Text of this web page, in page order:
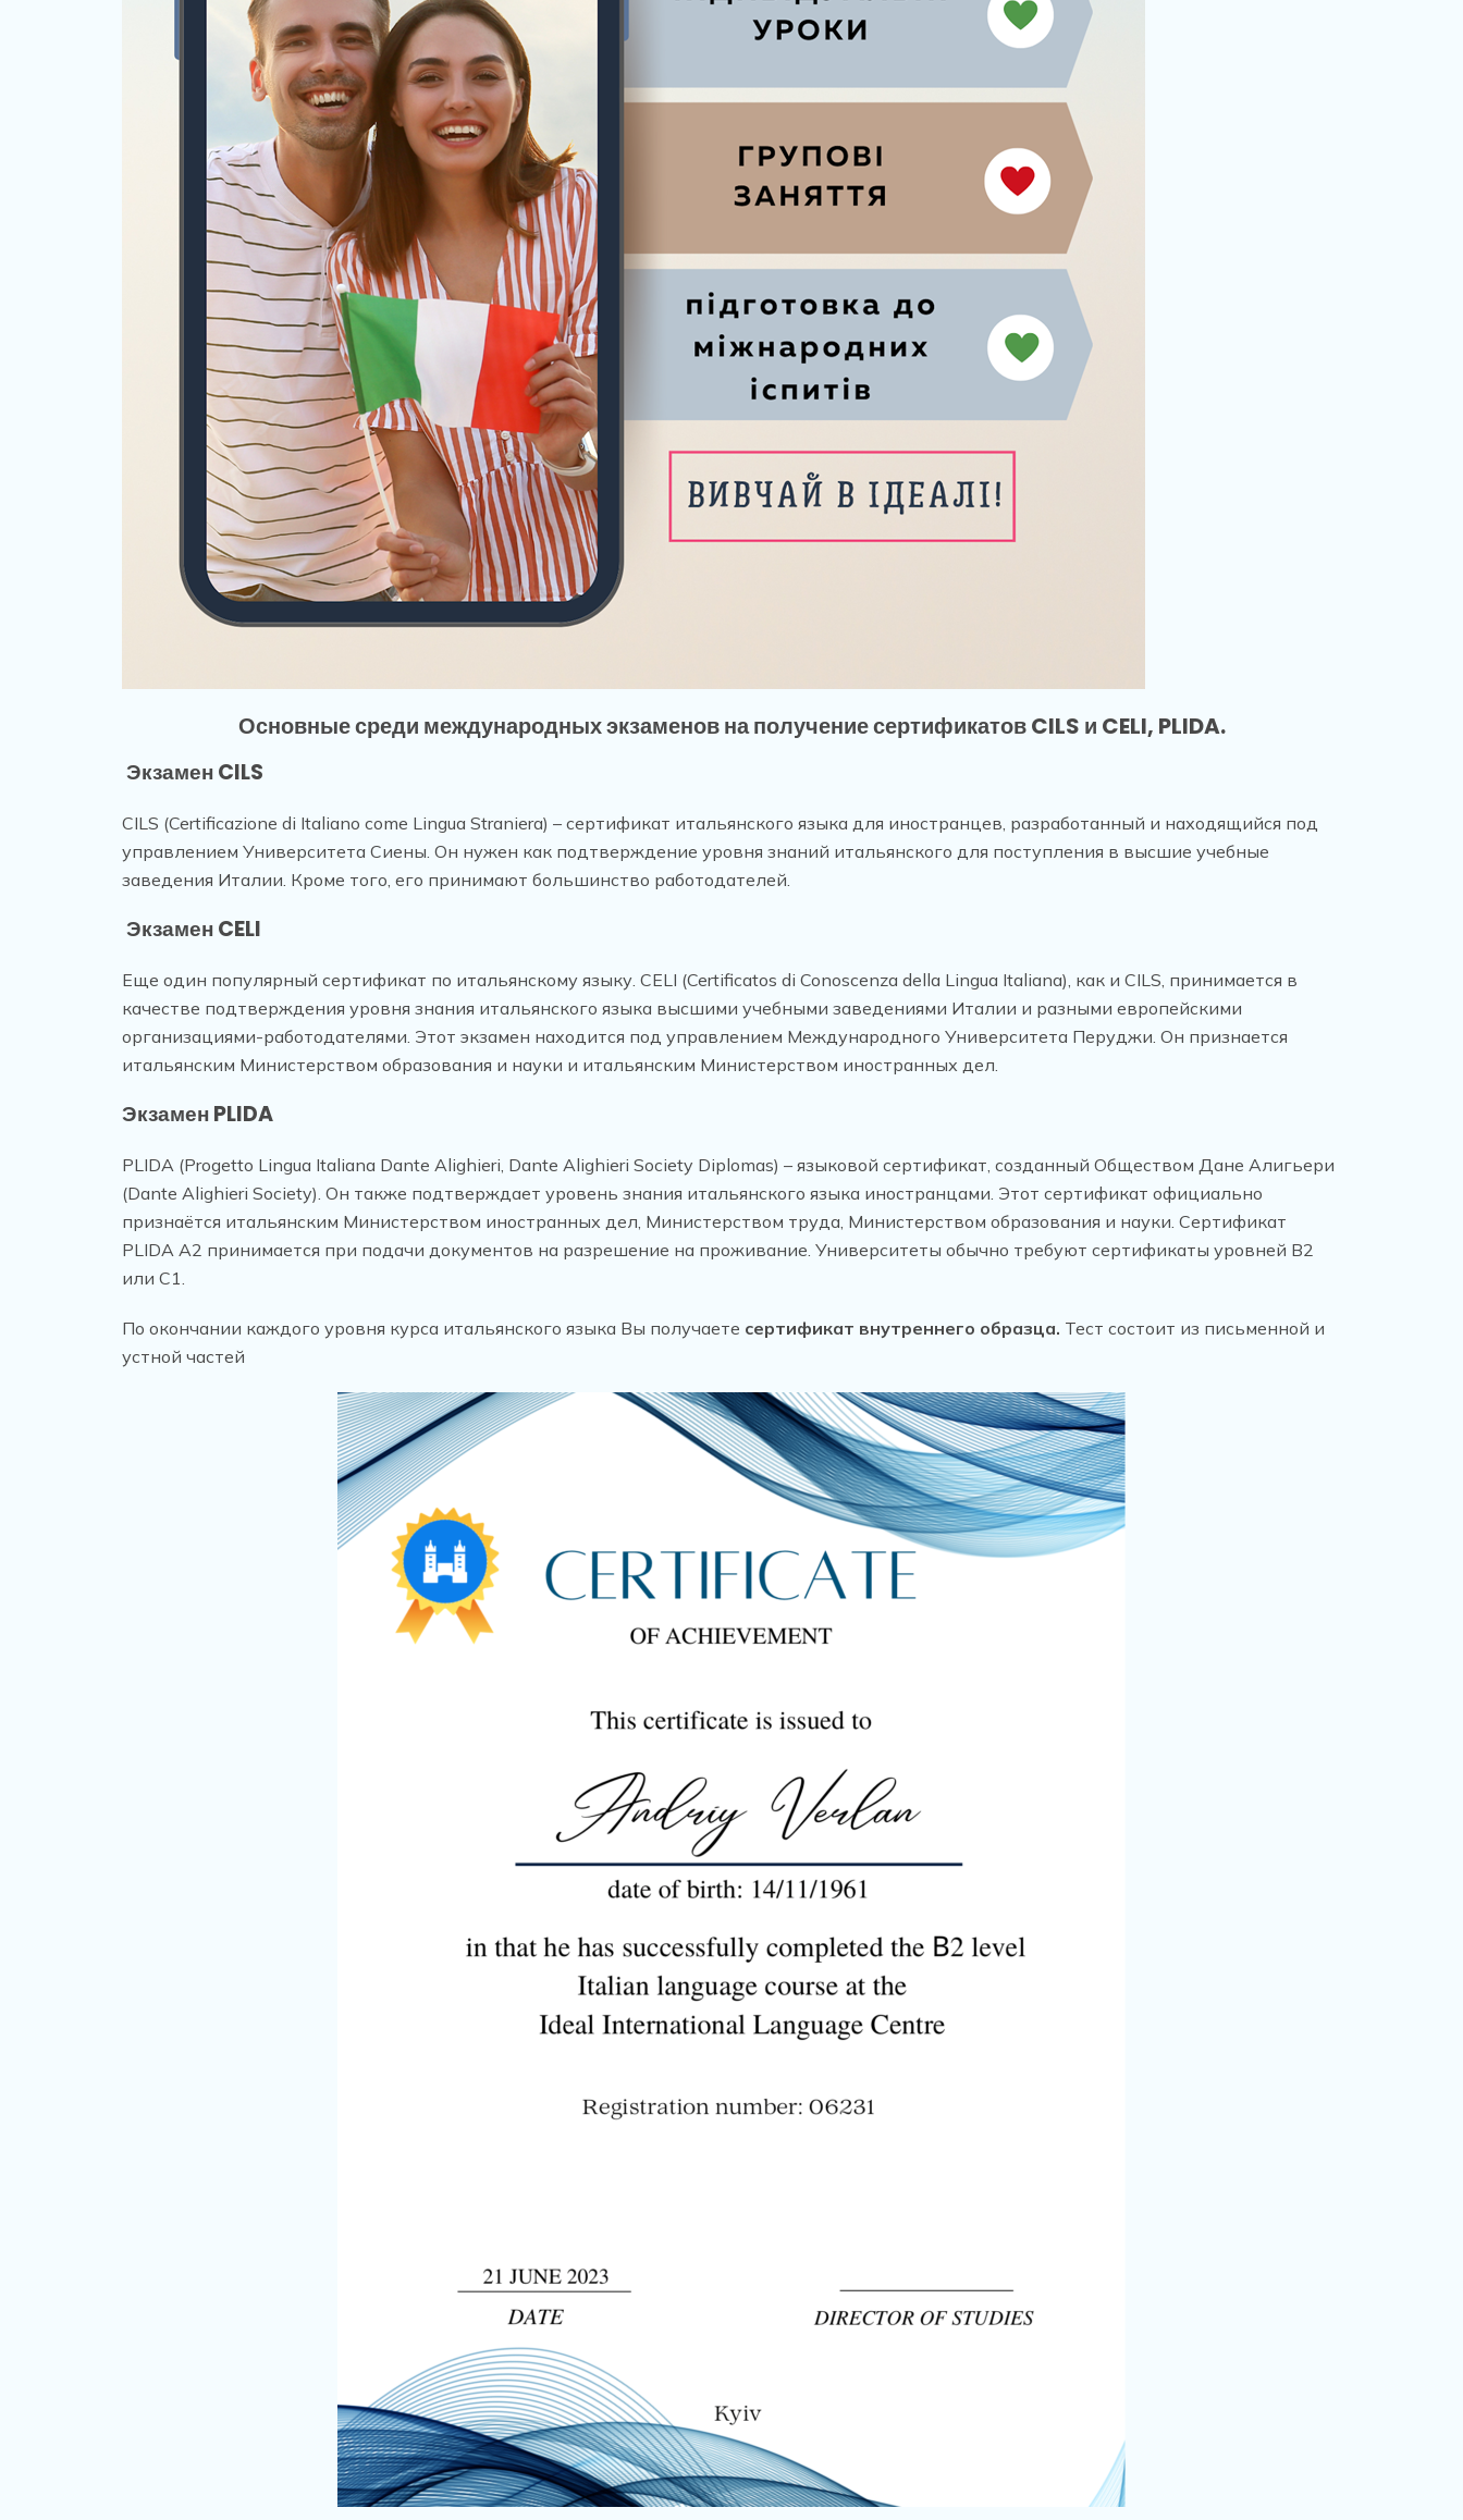
Основные среди международных экзаменов на получение сертификатов CILS и CELI, PLIDA.
Экзамен CILS
CILS (Certificazione di Italiano come Lingua Straniera) – сертификат итальянского языка для иностранцев, разработанный и находящийся под
управлением Университета Сиены. Он нужен как подтверждение уровня знаний итальянского для поступления в высшие учебные
заведения Италии. Кроме того, его принимают большинство работодателей.
Экзамен CELI
Еще один популярный сертификат по итальянскому языку. CELI (Certificatos di Conoscenza della Lingua Italiana), как и CILS, принимается в
качестве подтверждения уровня знания итальянского языка высшими учебными заведениями Италии и разными европейскими
организациями-работодателями. Этот экзамен находится под управлением Международного Университета Перуджи. Он признается
итальянским Министерством образования и науки и итальянским Министерством иностранных дел.
Экзамен PLIDA
PLIDA (Progetto Lingua Italiana Dante Alighieri, Dante Alighieri Society Diplomas) – языковой сертификат, созданный Обществом Дане Алигьери
(Dante Alighieri Society). Он также подтверждает уровень знания итальянского языка иностранцами. Этот сертификат официально
признаётся итальянским Министерством иностранных дел, Министерством труда, Министерством образования и науки. Сертификат
PLIDA A2 принимается при подачи документов на разрешение на проживание. Университеты обычно требуют сертификаты уровней B2
или C1.
По окончании каждого уровня курса итальянского языка Вы получаете сертификат внутреннего образца. Тест состоит из письменной и
устной частей